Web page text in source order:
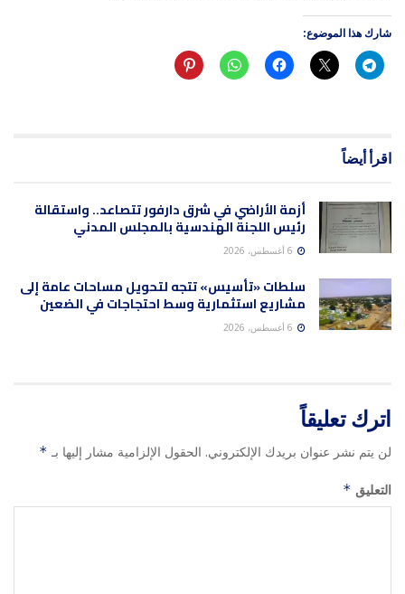
شارك هذا الموضوع:
اقرأ أيضاً
أزمة الأراضي في شرق دارفور تتصاعد.. واستقالة
رئيس اللجنة الهندسية بالمجلس المدني
سلطات «تأسيس» تتجه لتحويل مساحات عامة إلى
مشاريع استثمارية وسط احتجاجات في الضعين
اترك تعليقاً
لن يتم نشر عنوان بريدك الإلكتروني. الحقول الإلزامية مشار إليها بـ *
التعليق *